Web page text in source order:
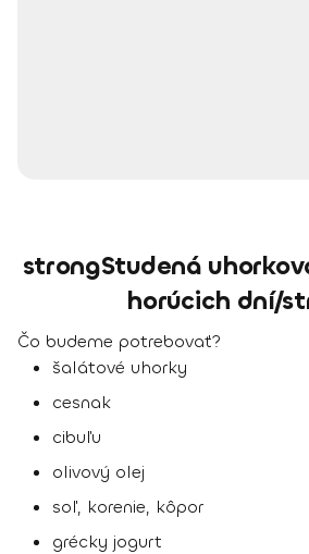
strongStudená
horúcich dní/
Čo budeme potrebovať?
šalátové uhorky
cesnak
cibuľu
olivový olej
soľ, korenie, kôpor
grécky jogurt